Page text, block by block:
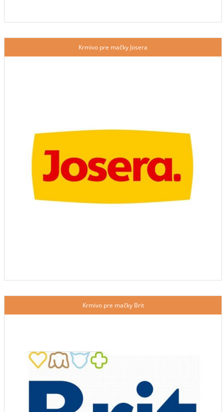
Krmivo pre mačky Josera
Krmivo pre mačky Brit